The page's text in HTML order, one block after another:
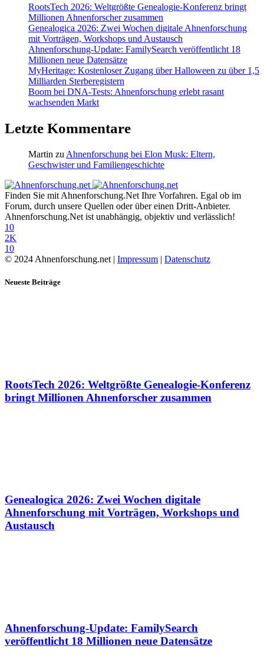
RootsTech 2026: Weltgrößte Genealogie-Konferenz bringt
Millionen Ahnenforscher zusammen
Genealogica 2026: Zwei Wochen digitale Ahnenforschung
mit Vorträgen, Workshops und Austausch
Ahnenforschung-Update: FamilySearch veröffentlicht 18
Millionen neue Datensätze
MyHeritage: Kostenloser Zugang über Halloween zu über 1,5
Milliarden Sterberegistern
Boom bei DNA-Tests: Ahnenforschung erlebt rasant
wachsenden Markt
Letzte Kommentare
Martin zu Ahnenforschung bei Elon Musk: Eltern,
Geschwister und Familiengeschichte
Finden Sie mit Ahnenforschung.Net Ihre Vorfahren. Egal ob im
Forum, durch unsere Quellen oder über einen Dritt-Anbieter.
Ahnenforschung.Net ist unabhängig, objektiv und verlässlich!
10
2K
10
© 2024 Ahnenforschung.net | Impressum | Datenschutz
Neueste Beiträge
RootsTech 2026: Weltgrößte Genealogie-Konferenz
bringt Millionen Ahnenforscher zusammen
Genealogica 2026: Zwei Wochen digitale
Ahnenforschung mit Vorträgen, Workshops und
Austausch
Ahnenforschung-Update: FamilySearch
veröffentlicht 18 Millionen neue Datensätze